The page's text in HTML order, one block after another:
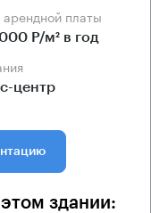
арендной платы
Р/м² в год
центр
здании: